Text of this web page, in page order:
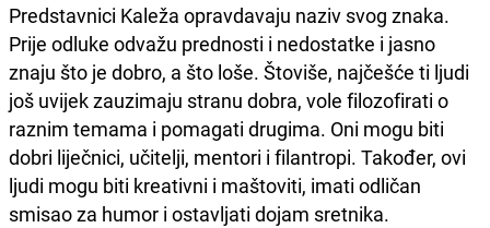
Predstavnici Kaleža opravdavaju naziv svog znaka.
Prije odluke odvažu prednosti i nedostatke i jasno
znaju što je dobro, a što loše. Štoviše, najčešće ti ljudi
još uvijek zauzimaju stranu dobra, vole filozofirati o
raznim temama i pomagati drugima. Oni mogu biti
dobri liječnici, učitelji, mentori i filantropi. Također, ovi
ljudi mogu biti kreativni i maštoviti, imati odličan
smisao za humor i ostavljati dojam sretnika.